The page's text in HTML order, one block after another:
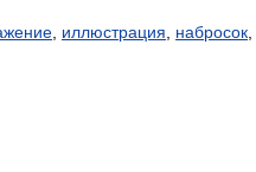
иллюстрация набросок